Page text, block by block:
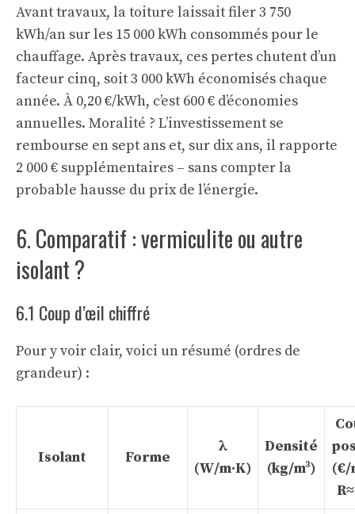
Avant travaux, la toiture laissait filer 3 750
kWh/an sur les 15 000 kWh consommés pour le
chauffage. Après travaux, ces pertes chutent d’un
facteur cinq, soit 3 000 kWh économisés chaque
année. À 0,20 €/kWh, c’est 600 € d’économies
annuelles. Moralité ? L’investissement se
rembourse en sept ans et, sur dix ans, il rapporte
2 000 € supplémentaires – sans compter la
probable hausse du prix de l’énergie.
6. Comparatif : vermiculite ou autre
isolant ?
6.1 Coup d’œil chiffré
Pour y voir clair, voici un résumé (ordres de
grandeur) :
Isolant Forme
λ
(W/m·K)
Densité
(kg/m³)
(€/